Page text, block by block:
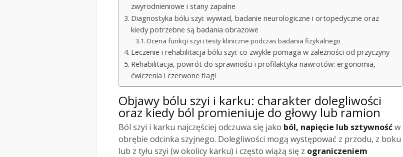
zwyrodnieniowe i stany zapalne
Diagnostyka bólu szyi: wywiad, badanie neurologiczne i ortopedyczne oraz
kiedy potrzebne są badania obrazowe
Ocena funkcji szyi i testy kliniczne podczas badania fizykalnego
Leczenie i rehabilitacja bólu szyi: co zwykle pomaga w zależności od przyczyny
Rehabilitacja, powrót do sprawności i profilaktyka nawrotów: ergonomia,
ćwiczenia i czerwone flagi
Objawy bólu szyi i karku: charakter dolegliwości
oraz kiedy ból promieniuje do głowy lub ramion
Ból szyi i karku najczęściej odczuwa się jako ból, napięcie lub sztywnośćw
obrębie odcinka szyjnego. Dolegliwości mogą występować z przodu, z boku
lub z tyłu szyi (w okolicy karku) i często wiążą się z ograniczeniem